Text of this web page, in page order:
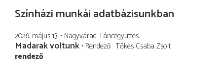
Színházi munkái adatbázisunkban
2026. május 13. Nagyvárad Táncegyüttes
Madarak voltunk Rendező Tőkés Csaba Zsolt
rendező